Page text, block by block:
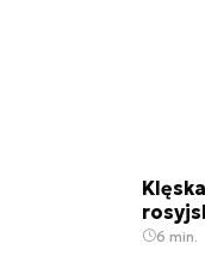
6 min.